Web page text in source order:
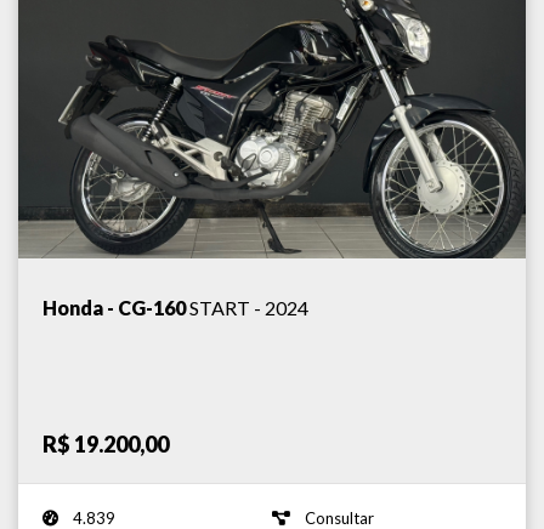
Honda - CG-160 START - 2024
R$ 19.200,00
4.839
Consultar